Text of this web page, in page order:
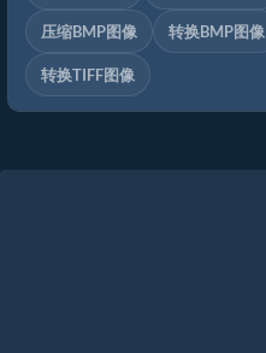
压缩BMP图像 转换BMP图像
转换TIFF图像